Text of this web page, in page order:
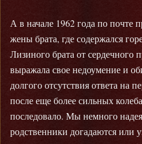
А в начале 1962 года по почте
жены брата, где содержался
Лизиного брата от сердечного
выражала свое недоумение и
долгого отсутствия ответа на
после еще более сильных
последовало. Мы немного
родственники догадаются или